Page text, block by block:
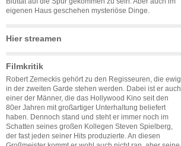
eigenen Haus geschehen mysteriöse Dinge.
Hier streamen
Filmkritik
Robert Zemeckis gehört zu den Regisseuren, die ewig
in der zweiten Garde stehen werden. Dabei ist er auch
einer der Männer, die das Hollywood Kino seit den
80er Jahren mit großartiger Unterhaltung beliefert
haben. Dennoch stand und steht er immer noch im
Schatten seines großen Kollegen Steven Spielberg,
der fast jeden seiner Hits produzierte. An diesen